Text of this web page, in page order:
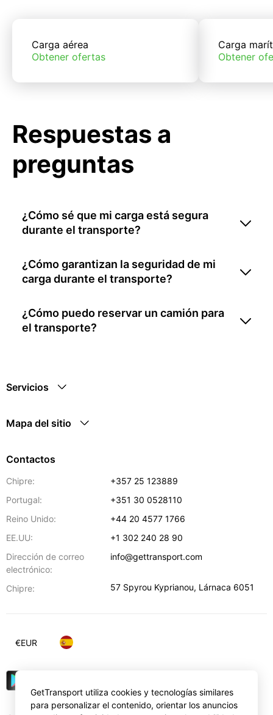
Carga aérea
Obtener ofertas
Carga
Obtener
Respuestas a
preguntas
¿Cómo sé que mi carga está segura
durante el transporte?
¿Cómo garantizan la seguridad de mi
carga durante el transporte?
¿Cómo puedo reservar un camión para
el transporte?
Servicios
Mapa del sitio
Contactos
Chipre:
+357 25 123889
Portugal:
+351 30 0528110
Reino Unido:
+44 20 4577 1766
EE.UU:
+1 302 240 28 90
Dirección de correo
electrónico:
info@gettransport.com
Chipre: 57 Spyrou Kyprianou, Lárnaca 6051
€EUR
GetTransport utiliza cookies y tecnologías similares
para personalizar el contenido, orientar los anuncios